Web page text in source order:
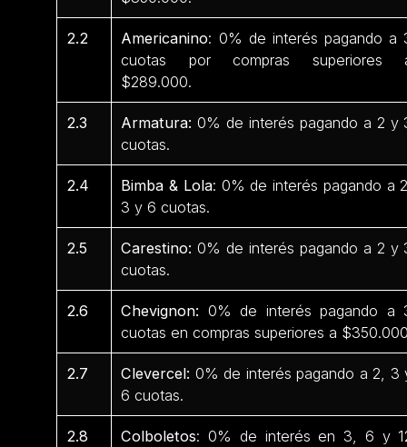
2.2 Americanino: 0% de interés pagando a
cuotas por compras superiores
$289.000.
2.3 Armatura: 0% de interés pagando a 2 y
cuotas.
2.4 Bimba & Lola: 0% de interés pagando a
3 y 6 cuotas.
2.5 Carestino: 0% de interés pagando a 2 y
cuotas.
2.6 Chevignon: 0% de interés pagando a
cuotas en compras superiores a
2.7 Clevercel: 0% de interés pagando a 2, 3
6 cuotas.
2.8 Colboletos: 0% de interés en 3, 6 y